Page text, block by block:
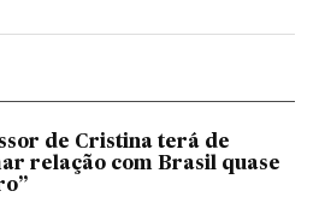
en Twitteren Instagram
Brasil en Facebook
de Cristina terá de
relação com Brasil quase